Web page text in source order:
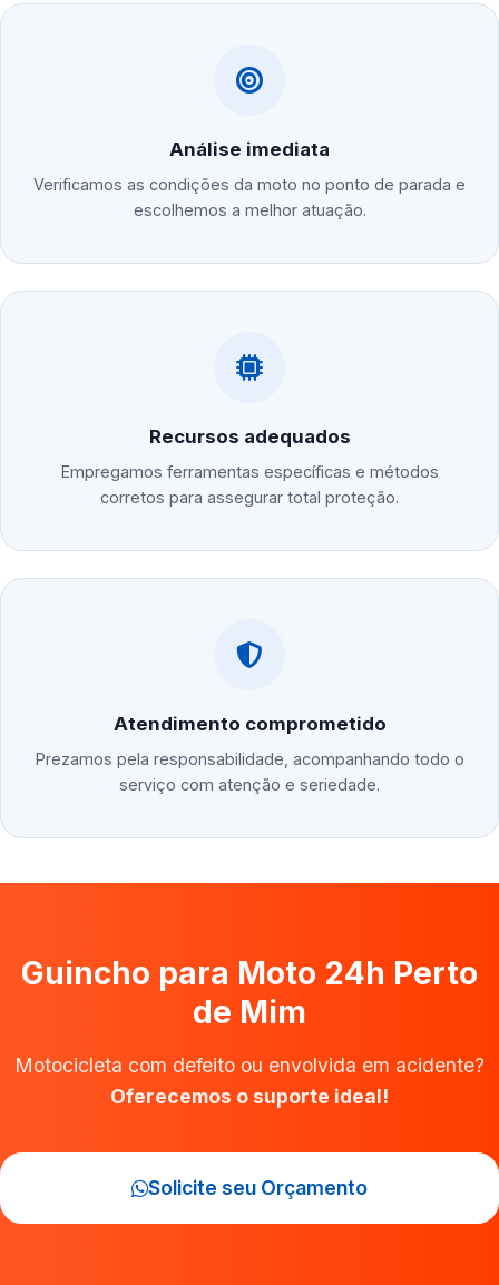
Análise imediata
Verificamos as condições da moto no ponto de parada e
escolhemos a melhor atuação.
Recursos adequados
Empregamos ferramentas específicas e métodos
corretos para assegurar total proteção.
Atendimento comprometido
Prezamos pela responsabilidade, acompanhando todo o
serviço com atenção e seriedade.
Guincho para Moto 24h Perto
de Mim
Motocicleta com defeito ou envolvida em acidente?
Oferecemos o suporte ideal!
Solicite seu Orçamento